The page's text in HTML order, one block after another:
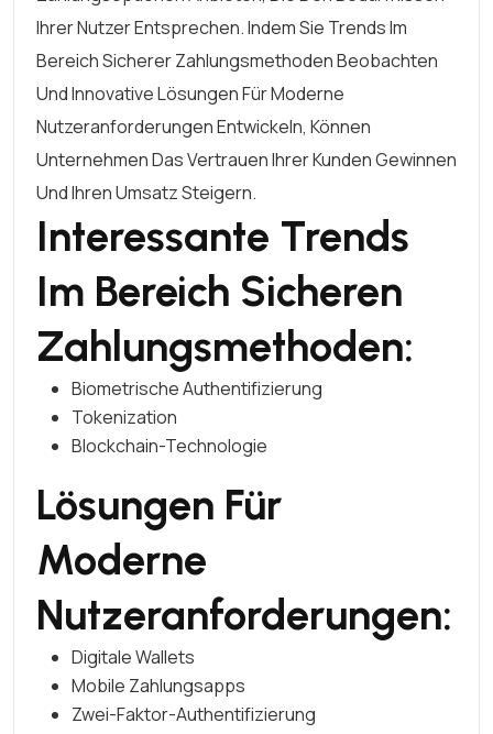
Ihrer Nutzer Entsprechen. Indem Sie Trends Im
Bereich Sicherer Zahlungsmethoden Beobachten
Und Innovative Lösungen Für Moderne
Nutzeranforderungen Entwickeln, Können
Unternehmen Das Vertrauen Ihrer Kunden Gewinnen
Und Ihren Umsatz Steigern.
Interessante Trends
Im Bereich Sicheren
Zahlungsmethoden:
Biometrische Authentifizierung
Tokenization
Blockchain-Technologie
Lösungen Für
Moderne
Nutzeranforderungen:
Digitale Wallets
Mobile Zahlungsapps
Zwei-Faktor-Authentifizierung